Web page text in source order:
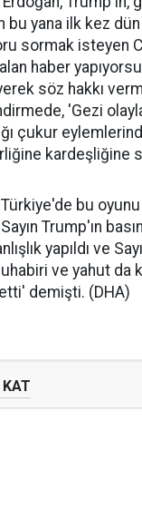
bu yana ilk kez
sormak isteyen
haber
söz hakkı
'Gezi
çukur
kardeşliğine
bu oyunu
Trump'ın
yapıldı ve
ve yahut da
demişti. (DHA)